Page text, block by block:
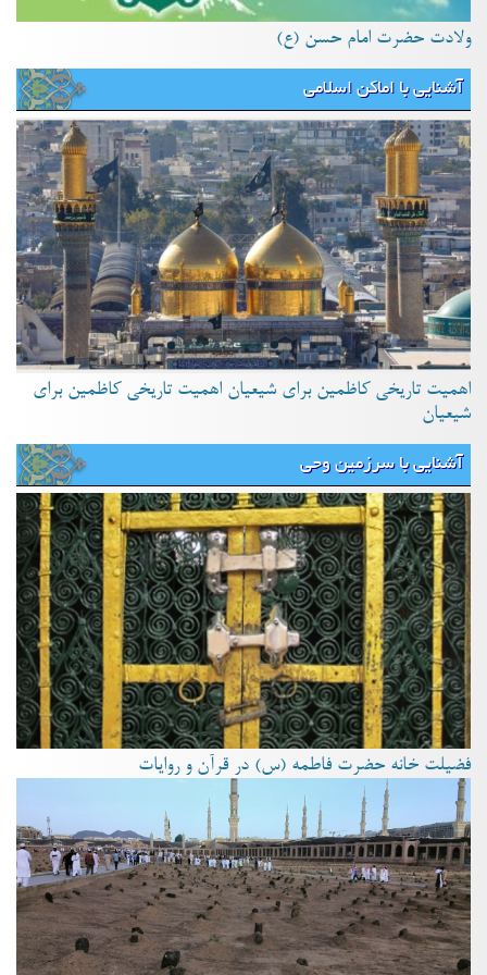
ولادت حضرت امام حسن (ع)
آشنایی با اماکن اسلامی
اهمیت تاریخی کاظمین برای شیعیان اهمیت تاریخی کاظمین برای
شیعیان
آشنایی با سرزمین وحی
فضیلت خانه حضرت فاطمه (س) در قرآن و روایات